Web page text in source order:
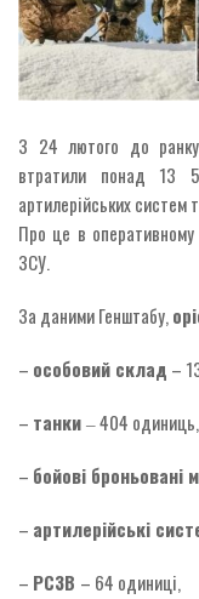
З 24 лютого до ранку
втратили понад 13
артилерійських систем
Про це в оперативному
ЗСУ.
За даними Генштабу,
– особовий склад –
– танки‒ 404 одиниць,
– бойові броньовані
– артилерійські
– РСЗВ – 64 одиниці,